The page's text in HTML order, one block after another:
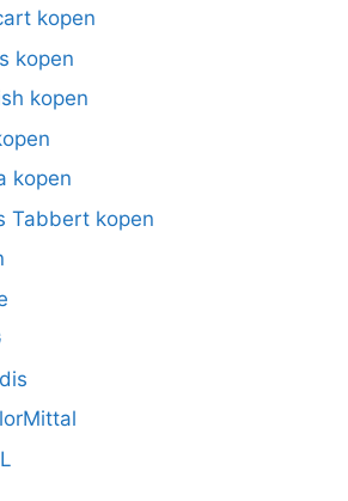
kopen
kopen
kopen
kopen
Tabbert kopen